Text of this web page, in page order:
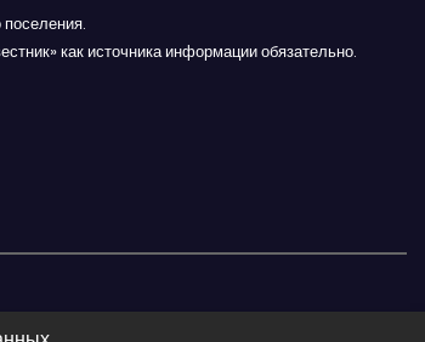
как источника информации обязательно.